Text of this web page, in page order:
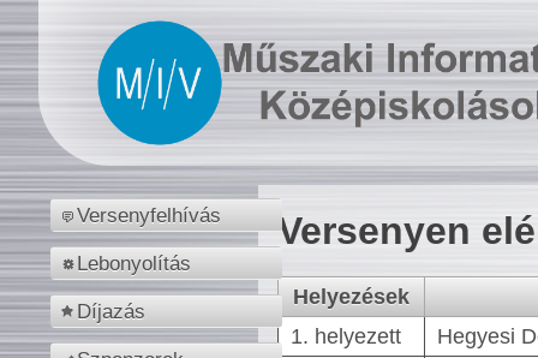
Versenyfelhívás
Lebonyolítás
Díjazás
Versenyen
Helyezések
1. helyezett
Hegyesi